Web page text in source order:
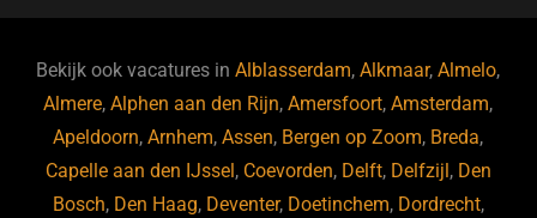
b
o
o
k
ky dI
n
Bekijk ook vacatures inAlblasserdam,Alkmaar,Almelo,
Almere,Alphen aan den Rijn,Amersfoort,Amsterdam,
Apeldoorn,Arnhem,Assen, Bergen op Zoom, Breda,
Capelle aan den IJssel , Coevorden, Delft, Delfzijl , Den
Bosch, Den Haag, Deventer, Doetinchem, Dordrecht,